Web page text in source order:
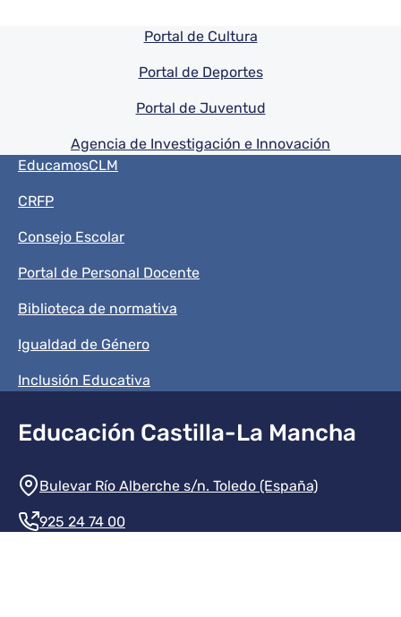
Pie de pagina información
Portal de Cultura
Portal de Deportes
Portal de Juventud
Agencia de Investigación e Innovación
Menú del pie
EducamosCLM
CRFP
Consejo Escolar
Portal de Personal Docente
Biblioteca de normativa
Igualdad de Género
Inclusión Educativa
Educación Castilla-La Mancha
Información de la institución
Bulevar Río Alberche s/n. Toledo (España)
925 24 74 00